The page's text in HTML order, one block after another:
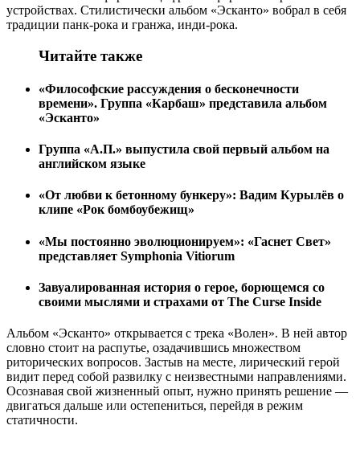
устройствах. Стилистически альбом «Эсканто» вобрал в себя
традиции панк-рока и гранжа, инди-рока.
Читайте также
«Философские рассуждения о бесконечности
времени». Группа «Карбаш» представила альбом
«Эсканто»
Группа «А.П.» выпустила свой первый альбом на
английском языке
«От любви к бетонному бункеру»: Вадим Курылёв о
клипе «Рок бомбоубежищ»
«Мы постоянно эволюционируем»: «Гаснет Свет»
представляет Symphonia Vitiorum
Завуалированная история о герое, борющемся со
своими мыслями и страхами от The Curse Inside
Альбом «Эсканто» открывается с трека «Волен». В ней автор
словно стоит на распутье, озадачившись множеством
риторических вопросов. Застыв на месте, лирический герой
видит перед собой развилку с неизвестными направлениями.
Осознавая свой жизненный опыт, нужно принять решение —
двигаться дальше или остепениться, перейдя в режим
статичности.